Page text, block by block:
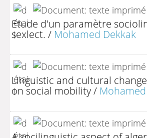
Etude d'un paramètre
sexlect. / Mohamed Dekkak
Linguistic and cultural
on social mobility/